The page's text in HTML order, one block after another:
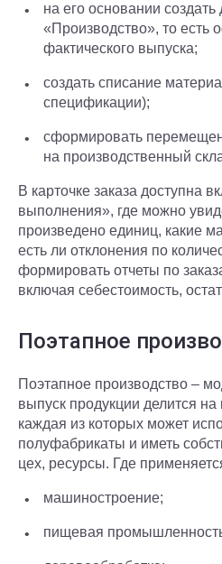
на его основании создать
«Производство», то есть
фактического выпуска;
создать списание
спецификации);
сформировать
на производственный
В карточке заказа доступна
выполнения», где можно
произведено единиц, какие
есть ли отклонения по
формировать отчеты по
включая себестоимость,
Поэтапное
Поэтапное производство –
выпуск продукции делится на
каждая из которых может
полуфабрикаты и иметь
цех, ресурсы. Где
машиностроение;
пищевая